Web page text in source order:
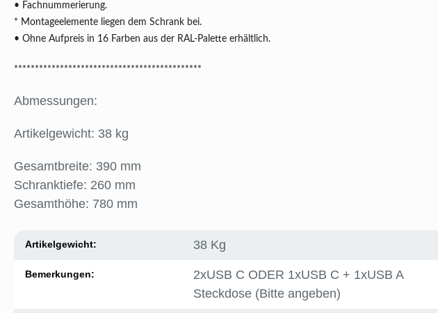
• Fachnummerierung.
* Montageelemente liegen dem Schrank bei.
• Ohne Aufpreis in 16 Farben aus der RAL-Palette erhältlich.
*********************************************
Abmessungen:
Artikelgewicht: 38 kg
Gesamtbreite: 390 mm
Schranktiefe: 260 mm
Gesamthöhe: 780 mm
Artikelgewicht: 38 Kg
Bemerkungen:
2xUSB C ODER 1xUSB C + 1xUSB A
Steckdose (Bitte angeben)